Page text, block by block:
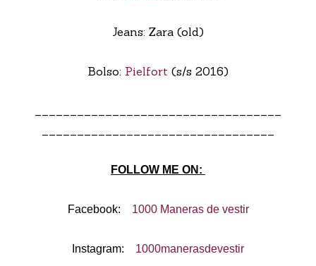
Jeans: Zara (old)
Bolso: Pielfort (s/s 2016)
FOLLOW ME ON:
Facebook: 1000 Maneras de vestir
Instagram: 1000manerasdevestir